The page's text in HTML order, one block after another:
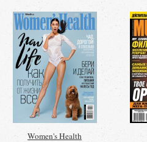
Women's Health